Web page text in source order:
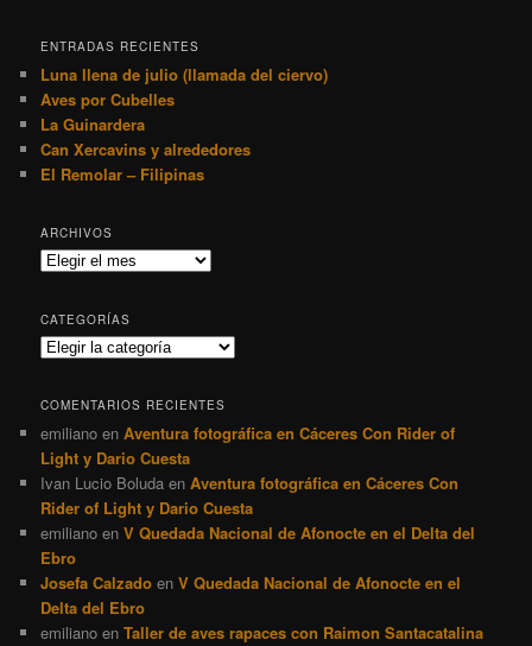
ENTRADAS RECIENTES
Luna llena de julio (llamada del ciervo)
Aves por Cubelles
La Guinardera
Can Xercavins y alrededores
El Remolar – Filipinas
ARCHIVOS
Archivos
CATEGORÍAS
Categorías
COMENTARIOS RECIENTES
emiliano enAventura fotográfica en Cáceres Con Rider of
Light y Dario Cuesta
Ivan Lucio Boluda enAventura fotográfica en Cáceres Con
Rider of Light y Dario Cuesta
emiliano enV Quedada Nacional de Afonocte en el Delta del
Ebro
Josefa Calzado enV Quedada Nacional de Afonocte en el
Delta del Ebro
emiliano enTaller de aves rapaces con Raimon Santacatalina